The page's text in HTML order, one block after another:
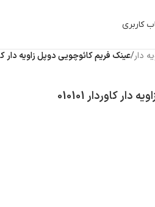
کاربری
دار/عینک فریم کائوچویی دوپل زاویه دار کاوردار
کاوردار 010101